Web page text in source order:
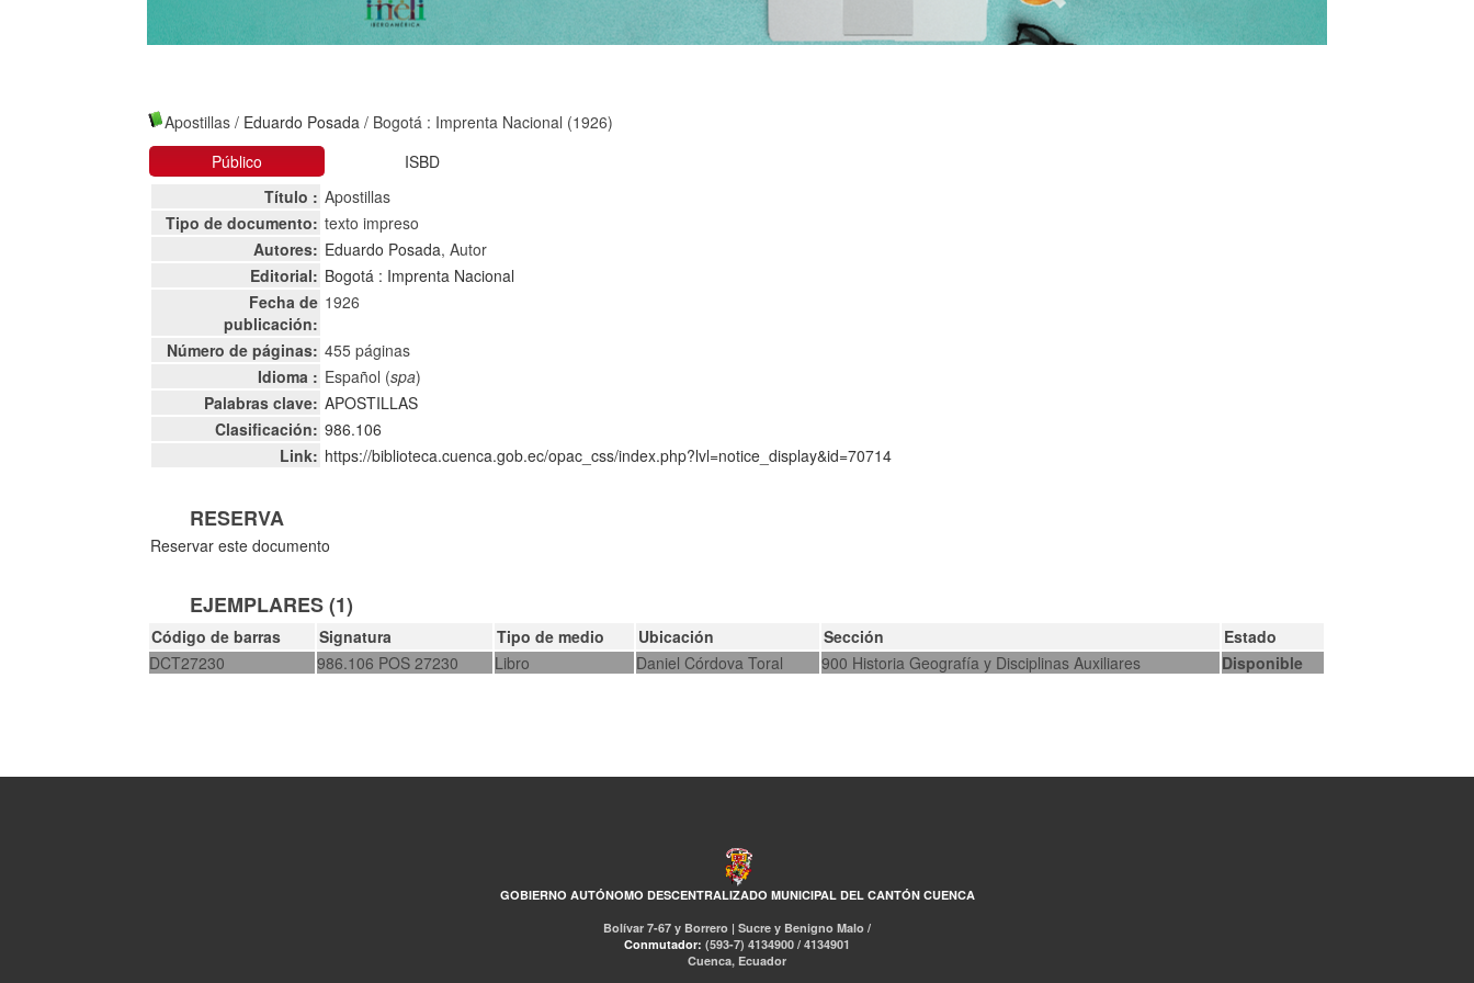
Apostillas / Eduardo Posada / Bogotá : Imprenta Nacional (1926)
Público
ISBD
Título : Apostillas
Tipo de documento: texto impreso
Autores: Eduardo Posada, Autor
Editorial: Bogotá : Imprenta Nacional
Fecha de
publicación:
1926
Número de páginas: 455 páginas
Idioma : Español (spa)
Palabras clave: APOSTILLAS
Clasificación: 986.106
Link: https://biblioteca.cuenca.gob.ec/opac_css/index.php?lvl=notice_display&id=70714
RESERVA
Reservar este documento
EJEMPLARES (1)
Código de barras Signatura Tipo de medio Ubicación Sección
Estado
DCT27230
986.106 POS 27230 Libro Daniel Córdova Toral 900 Historia Geografía y Disciplinas Auxiliares Disponible
GOBIERNO AUTÓNOMO DESCENTRALIZADO MUNICIPAL DEL CANTÓN CUENCA
Bolívar 7-67 y Borrero | Sucre y Benigno Malo /
Conmutador: (593-7) 4134900 / 4134901
Cuenca, Ecuador